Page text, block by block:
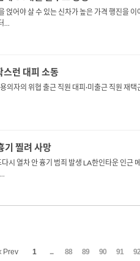
얹어야 살 수 있는 신차가 높은 가격 행진을
...
스런 대피 소동
의자의 위협 출근 직원 대피·미출근 직원
기 찔려 사망
시 열차 안 흉기 범죄 발생 LA한인타운 인
Prev 1 ... 88 89 90 91 92